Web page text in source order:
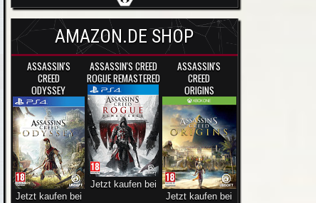
AMAZON.DE SHOP
ASSASSIN'S
CREED
ODYSSEY
Jetzt kaufen bei
ASSASSIN'S CREED
ROGUE REMASTERED
Jetzt kaufen bei
ASSASSIN'S
CREED
ORIGINS
Jetzt kaufen bei